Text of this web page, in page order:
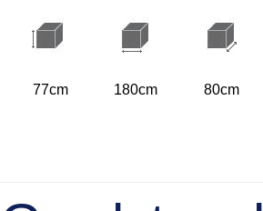
77cm 180cm 80cm